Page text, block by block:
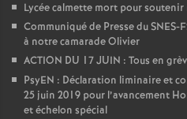
Lycée calmette mort pour
Communiqué de Presse du
à notre camarade Olivier
ACTION DU 17 JUIN : Tous en
PsyEN : Déclaration liminaire et
25 juin 2019 pour l’avancement
et échelon spécial